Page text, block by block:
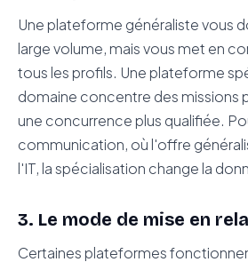
Une plateforme généraliste vous
large volume, mais vous met en
tous les profils. Une plateforme
domaine concentre des missions
une concurrence plus qualifiée.
communication, où l'offre
l'IT, la spécialisation change la
3. Le mode de mise en
Certaines plateformes